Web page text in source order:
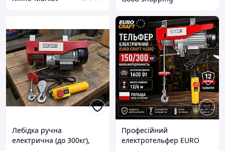
Лебідка ручна
електрична (до 300кг),
Професійний
електротельфер EURO